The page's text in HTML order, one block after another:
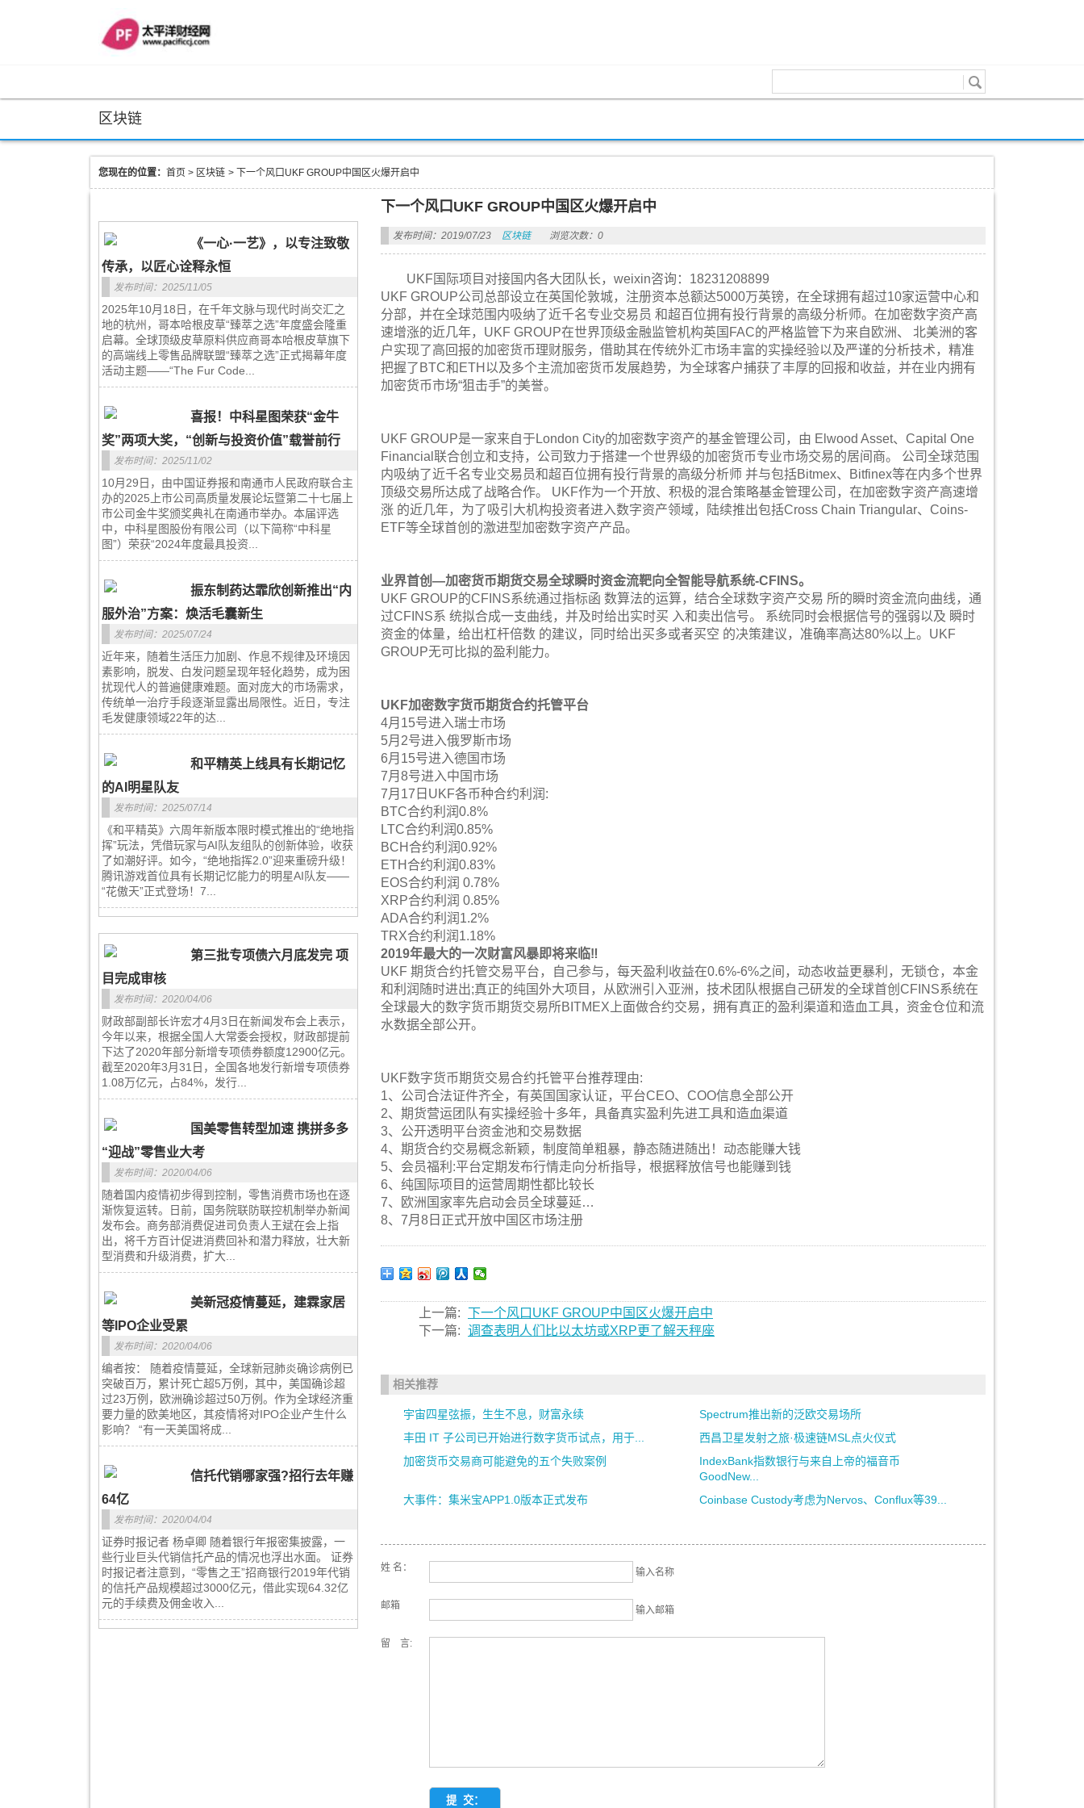
区块链
您现在的位置： 首页 > 区块链 > 下一个风口UKF GROUP中国区火爆开启中
《一心·一艺》，以专注致敬
传承，以匠心诠释永恒
发布时间：2025/11/05
2025年10月18日，在千年文脉与现代时尚交汇之
地的杭州，哥本哈根皮草“臻萃之选”年度盛会隆重
启幕。全球顶级皮草原料供应商哥本哈根皮草旗下
的高端线上零售品牌联盟“臻萃之选”正式揭幕年度
活动主题——“The Fur Code...
喜报！中科星图荣获“金牛
奖”两项大奖，“创新与投资价值”载誉前行
发布时间：2025/11/02
10月29日，由中国证券报和南通市人民政府联合主
办的2025上市公司高质量发展论坛暨第二十七届上
市公司金牛奖颁奖典礼在南通市举办。本届评选
中，中科星图股份有限公司（以下简称“中科星
图”）荣获“2024年度最具投资...
振东制药达霏欣创新推出“内
服外治”方案：焕活毛囊新生
发布时间：2025/07/24
近年来，随着生活压力加剧、作息不规律及环境因
素影响，脱发、白发问题呈现年轻化趋势，成为困
扰现代人的普遍健康难题。面对庞大的市场需求，
传统单一治疗手段逐渐显露出局限性。近日，专注
毛发健康领域22年的达...
和平精英上线具有长期记忆
的AI明星队友
发布时间：2025/07/14
《和平精英》六周年新版本限时模式推出的“绝地指
挥”玩法，凭借玩家与AI队友组队的创新体验，收获
了如潮好评。如今，“绝地指挥2.0”迎来重磅升级！
腾讯游戏首位具有长期记忆能力的明星AI队友——
“花傲天”正式登场！7...
第三批专项债六月底发完 项
目完成审核
发布时间：2020/04/06
财政部副部长许宏才4月3日在新闻发布会上表示，
今年以来，根据全国人大常委会授权，财政部提前
下达了2020年部分新增专项债券额度12900亿元。
截至2020年3月31日，全国各地发行新增专项债券
1.08万亿元，占84%，发行...
国美零售转型加速 携拼多多
“迎战”零售业大考
发布时间：2020/04/06
随着国内疫情初步得到控制，零售消费市场也在逐
渐恢复运转。日前，国务院联防联控机制举办新闻
发布会。商务部消费促进司负责人王斌在会上指
出，将千方百计促进消费回补和潜力释放，壮大新
型消费和升级消费，扩大...
美新冠疫情蔓延，建霖家居
等IPO企业受累
发布时间：2020/04/06
编者按： 随着疫情蔓延，全球新冠肺炎确诊病例已
突破百万，累计死亡超5万例，其中，美国确诊超
过23万例，欧洲确诊超过50万例。作为全球经济重
要力量的欧美地区，其疫情将对IPO企业产生什么
影响？ “有一天美国将成...
信托代销哪家强?招行去年赚
64亿
发布时间：2020/04/04
证券时报记者 杨卓卿 随着银行年报密集披露，一
些行业巨头代销信托产品的情况也浮出水面。 证券
时报记者注意到，“零售之王”招商银行2019年代销
的信托产品规模超过3000亿元，借此实现64.32亿
元的手续费及佣金收入...
下一个风口UKF GROUP中国区火爆开启中
发布时间：2019/07/23 区块链 浏览次数：0
UKF国际项目对接国内各大团队长，weixin咨询：18231208899
UKF GROUP公司总部设立在英国伦敦城，注册资本总额达5000万英镑，在全球拥有超过10家运营中心和
分部，并在全球范围内吸纳了近千名专业交易员 和超百位拥有投行背景的高级分析师。在加密数字资产高
速增涨的近几年，UKF GROUP在世界顶级金融监管机构英国FAC的严格监管下为来自欧洲、 北美洲的客
户实现了高回报的加密货币理财服务，借助其在传统外汇市场丰富的实操经验以及严谨的分析技术，精准
把握了BTC和ETH以及多个主流加密货币发展趋势，为全球客户捕获了丰厚的回报和收益，并在业内拥有
加密货币市场“狙击手”的美誉。
UKF GROUP是一家来自于London City的加密数字资产的基金管理公司，由 Elwood Asset、Capital One
Financial联合创立和支持，公司致力于搭建一个世界级的加密货币专业市场交易的居间商。 公司全球范围
内吸纳了近千名专业交易员和超百位拥有投行背景的高级分析师 并与包括Bitmex、Bitfinex等在内多个世界
顶级交易所达成了战略合作。 UKF作为一个开放、积极的混合策略基金管理公司，在加密数字资产高速增
涨 的近几年，为了吸引大机构投资者进入数字资产领域，陆续推出包括Cross Chain Triangular、Coins-
ETF等全球首创的激进型加密数字资产产品。
业界首创 —加密货币期货交易全球瞬时资金流靶向全智能导航系统-CFINS。
UKF GROUP的CFINS系统通过指标函 数算法的运算，结合全球数字资产交易 所的瞬时资金流向曲线，通
过CFINS系 统拟合成一支曲线，并及时给出实时买 入和卖出信号。 系统同时会根据信号的强弱以及 瞬时
资金的体量，给出杠杆倍数 的建议，同时给出买多或者买空 的决策建议，准确率高达80%以上。UKF
GROUP无可比拟的盈利能力。
UKF加密数字货币期货合约托管平台
4月15号进入瑞士市场
5月2号进入俄罗斯市场
6月15号进入德国市场
7月8号进入中国市场
7月17日UKF各币种合约利润:
BTC合约利润0.8%
LTC合约利润0.85%
BCH合约利润0.92%
ETH合约利润0.83%
EOS合约利润 0.78%
XRP合约利润 0.85%
ADA合约利润1.2%
TRX合约利润1.18%
2019年最大的一次财富风暴即将来临‼
UKF 期货合约托管交易平台，自己参与，每天盈利收益在0.6%-6%之间，动态收益更暴利，无锁仓，本金
和利润随时进出;真正的纯国外大项目，从欧洲引入亚洲，技术团队根据自己研发的全球首创CFINS系统在
全球最大的数字货币期货交易所BITMEX上面做合约交易，拥有真正的盈利渠道和造血工具，资金仓位和流
水数据全部公开。
UKF数字货币期货交易合约托管平台推荐理由:
1、公司合法证件齐全，有英国国家认证，平台CEO、COO信息全部公开
2、期货营运团队有实操经验十多年，具备真实盈利先进工具和造血渠道
3、公开透明平台资金池和交易数据
4、期货合约交易概念新颖，制度简单粗暴，静态随进随出！动态能赚大钱
5、会员福利:平台定期发布行情走向分析指导，根据释放信号也能赚到钱
6、纯国际项目的运营周期性都比较长
7、欧洲国家率先启动会员全球蔓延…
8、7月8日正式开放中国区市场注册
上一篇: 下一个风口UKF GROUP中国区火爆开启中
下一篇: 调查表明人们比以太坊或XRP更了解天秤座
相关推荐
宇宙四星弦振，生生不息，财富永续
Spectrum推出新的泛欧交易场所
丰田 IT 子公司已开始进行数字货币试点，用于...
西昌卫星发射之旅·极速链MSL点火仪式
加密货币交易商可能避免的五个失败案例
IndexBank指数银行与来自上帝的福音币
GoodNew...
大事件：集米宝APP1.0版本正式发布
Coinbase Custody考虑为Nervos、Conflux等39...
姓 名： 输入名称
邮箱 输入邮箱
留 言: